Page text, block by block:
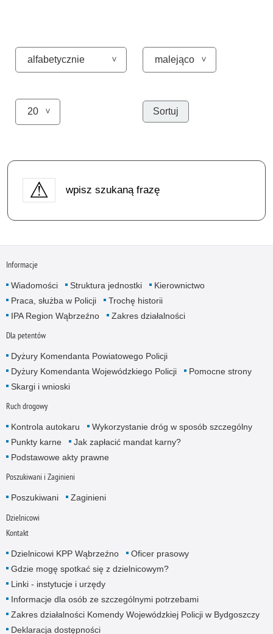
wpisz szukaną frazę
Informacje
Wiadomości Struktura jednostki
Kierownictwo
Praca, służba w Policji
Trochę historii
IPA Region Wąbrzeźno
Zakres działalności
Dla petentów
Dyżury Komendanta Powiatowego Policji
Dyżury Komendanta Wojewódzkiego Policji
Pomocne strony
Skargi i wnioski
Ruch drogowy
Kontrola autokaru
Wykorzystanie dróg w sposób szczególny
Punkty karne
Jak zapłacić mandat karny?
Podstawowe akty prawne
Poszukiwani i Zaginieni
Poszukiwani Zaginieni
Dzielnicowi
Kontakt
Dzielnicowi KPP Wąbrzeźno
Oficer prasowy
Gdzie mogę spotkać się z dzielnicowym?
Linki - instytucje i urzędy
Informacje dla osób ze szczególnymi potrzebami
Zakres działalności Komendy Wojewódzkiej Policji w Bydgoszczy
Deklaracja dostępności